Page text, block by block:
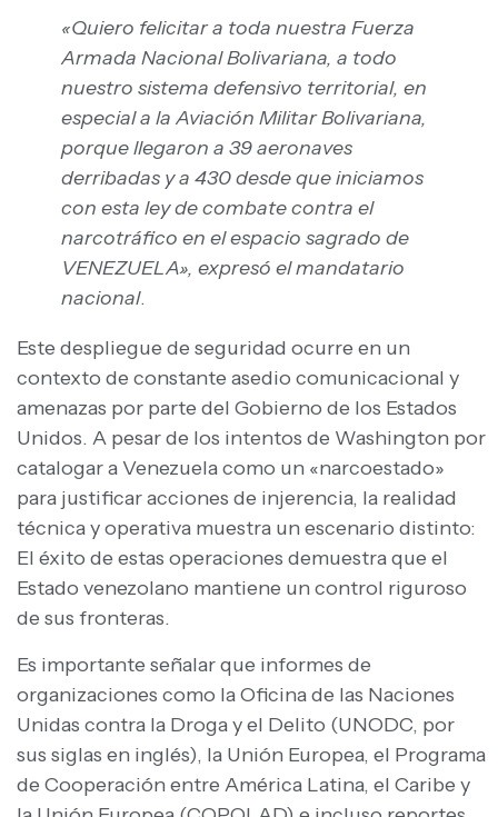
«Quiero felicitar a toda nuestra Fuerza
Armada Nacional Bolivariana, a todo
nuestro sistema defensivo territorial, en
especial a la Aviación Militar Bolivariana,
porque llegaron a 39 aeronaves
derribadas y a 430 desde que iniciamos
con esta ley de combate contra el
narcotráfico en el espacio sagrado de
VENEZUELA», expresó el mandatario
nacional.
​Este despliegue de seguridad ocurre en un
contexto de constante asedio comunicacional y
amenazas por parte del Gobierno de los Estados
Unidos. A pesar de los intentos de Washington por
catalogar a Venezuela como un «narcoestado»
para justificar acciones de injerencia, la realidad
técnica y operativa muestra un escenario distinto:
El éxito de estas operaciones demuestra que el
Estado venezolano mantiene un control riguroso
de sus fronteras.
Es importante señalar que informes de
organizaciones como la Oficina de las Naciones
Unidas contra la Droga y el Delito (UNODC, por
sus siglas en inglés), la Unión Europea, el Programa
de Cooperación entre América Latina, el Caribe y